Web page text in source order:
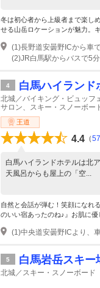
冬は初心者から上級者まで楽し
せる山岳ロケーションが魅力。
(1)長野道安曇野ICから車
(2)JR白馬駅からバスで5
4 白馬ハイランド
北城／バイキング・ビュッフ
サロン、スキー・スノーボー
王道
4.4 （
白馬ハイランドホテルは北
天風呂からも屋上の「空...
自然と会話が弾む！笑顔になれ
のいい宿あったのね♪』お肌に
5 白馬岩岳スキー
北城／スキー・スノーボード